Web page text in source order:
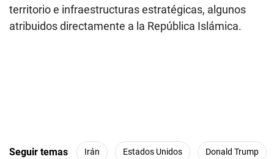
territorio e infraestructuras estratégicas, algunos
atribuidos directamente a la República Islámica.
Seguir temas Irán Estados Unidos Donald Trump